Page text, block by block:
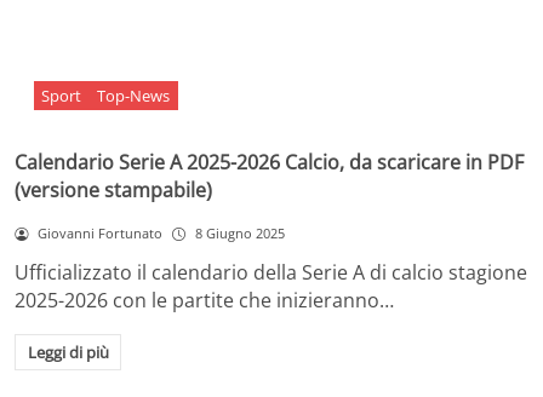
Sport Top-News
Calendario Serie A 2025-2026 Calcio, da scaricare in PDF
(versione stampabile)
Giovanni Fortunato 8 Giugno 2025
Ufficializzato il calendario della Serie A di calcio stagione
2025-2026 con le partite che inizieranno…
Leggi di più